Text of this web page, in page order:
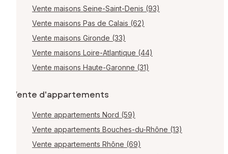
Vente maisons Seine-Saint-Denis (93)
Vente maisons Pas de Calais (62)
Vente maisons Gironde (33)
Vente maisons Loire-Atlantique (44)
Vente maisons Haute-Garonne (31)
Vente d'appartements
Vente appartements Nord (59)
Vente appartements Bouches-du-Rhône (13)
Vente appartements Rhône (69)